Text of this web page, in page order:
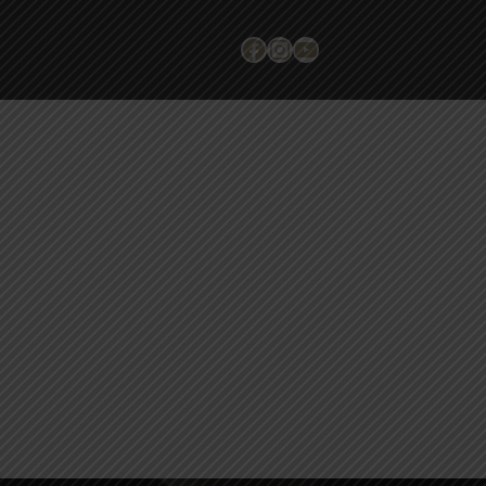
Facebook
Instagram
YouTube